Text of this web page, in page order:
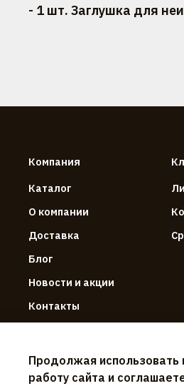
- 1 шт. Заглушка для
Компания
Каталог
О компании
Доставка
Блог
Новости и акции
Контакты
Продолжая использовать
работу сайта и